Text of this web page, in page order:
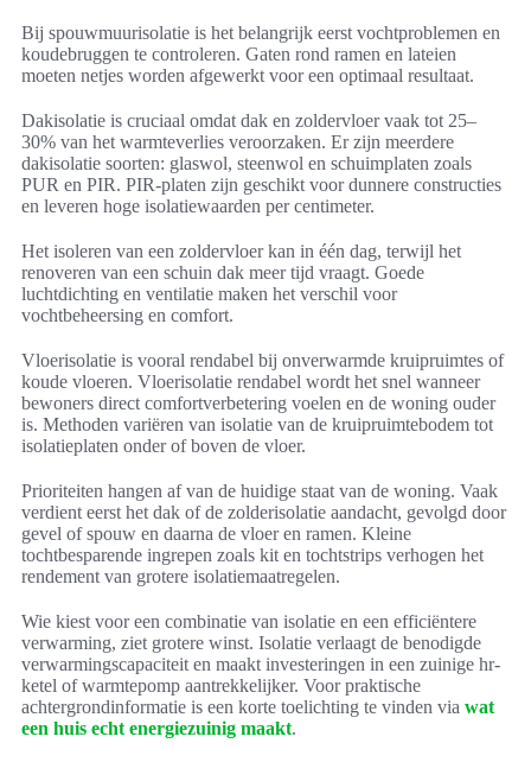
Bij spouwmuurisolatie is het belangrijk eerst vochtproblemen en
koudebruggen te controleren. Gaten rond ramen en lateien
moeten netjes worden afgewerkt voor een optimaal resultaat.
Dakisolatie is cruciaal omdat dak en zoldervloer vaak tot 25–
30% van het warmteverlies veroorzaken. Er zijn meerdere
dakisolatie soorten: glaswol, steenwol en schuimplaten zoals
PUR en PIR. PIR-platen zijn geschikt voor dunnere constructies
en leveren hoge isolatiewaarden per centimeter.
Het isoleren van een zoldervloer kan in één dag, terwijl het
renoveren van een schuin dak meer tijd vraagt. Goede
luchtdichting en ventilatie maken het verschil voor
vochtbeheersing en comfort.
Vloerisolatie is vooral rendabel bij onverwarmde kruipruimtes of
koude vloeren. Vloerisolatie rendabel wordt het snel wanneer
bewoners direct comfortverbetering voelen en de woning ouder
is. Methoden variëren van isolatie van de kruipruimtebodem tot
isolatieplaten onder of boven de vloer.
Prioriteiten hangen af van de huidige staat van de woning. Vaak
verdient eerst het dak of de zolderisolatie aandacht, gevolgd door
gevel of spouw en daarna de vloer en ramen. Kleine
tochtbesparende ingrepen zoals kit en tochtstrips verhogen het
rendement van grotere isolatiemaatregelen.
Wie kiest voor een combinatie van isolatie en een efficiëntere
verwarming, ziet grotere winst. Isolatie verlaagt de benodigde
verwarmingscapaciteit en maakt investeringen in een zuinige hr-
ketel of warmtepomp aantrekkelijker. Voor praktische
achtergrondinformatie is een korte toelichting te vinden via wat
een huis echt energiezuinig maakt.